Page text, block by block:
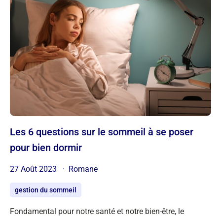
Les 6 questions sur le sommeil à se poser
pour bien dormir
27 Août 2023 Romane
gestion du sommeil
Fondamental pour notre santé et notre bien-être, le